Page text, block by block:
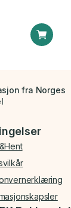
fra Norges